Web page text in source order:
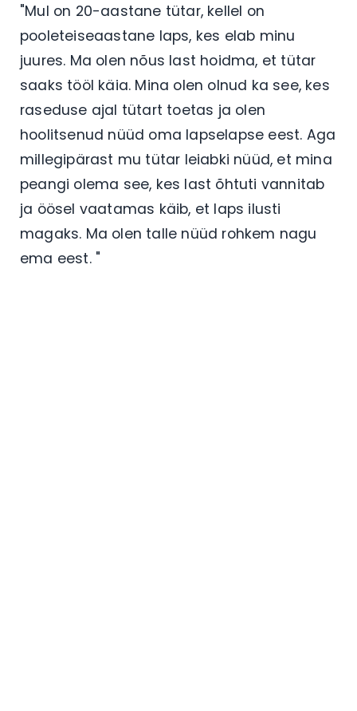
"Mul on 20-aastane tütar, kellel on
pooleteiseaastane laps, kes elab minu
juures. Ma olen nõus last hoidma, et tütar
saaks tööl käia. Mina olen olnud ka see, kes
raseduse ajal tütart toetas ja olen
hoolitsenud nüüd oma lapselapse eest. Aga
millegipärast mu tütar leiabki nüüd, et mina
peangi olema see, kes last õhtuti vannitab
ja öösel vaatamas käib, et laps ilusti
magaks. Ma olen talle nüüd rohkem nagu
ema eest. "